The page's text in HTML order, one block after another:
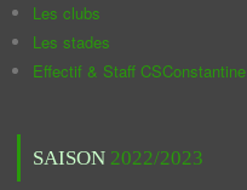
Les clubs
Les stades
Effectif & Staff CSConstantine
SAISON 2022/2023